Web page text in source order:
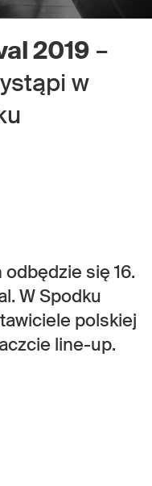
2019 –
w
się 16.
W Spodku
polskiej
line-up.